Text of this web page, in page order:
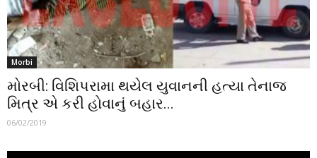
Morbi
મોરબી: વિશિપરામા થયેલ યુવાનની હત્યા તેનાજ
મિત્ર એ કરી હોવાનું બહાર...
06/02/2019